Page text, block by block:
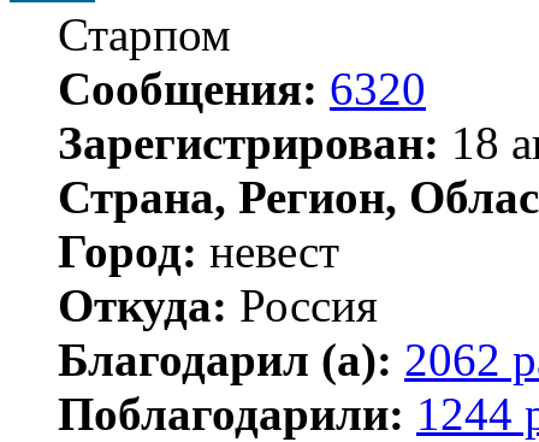
Старпом
Сообщения: 6320
Зарегистрирован: 18
Страна, Регион,
Город: невест
Откуда: Россия
Благодарил (а): 2062
Поблагодарили: 1244